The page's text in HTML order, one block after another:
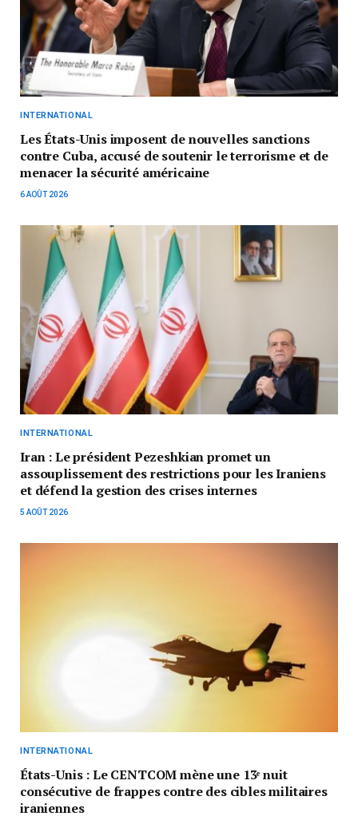
INTERNATIONAL
Les États-Unis imposent de nouvelles sanctions
contre Cuba, accusé de soutenir le terrorisme et de
menacer la sécurité américaine
6 AOÛT 2026
INTERNATIONAL
Iran : Le président Pezeshkian promet un
assouplissement des restrictions pour les Iraniens
et défend la gestion des crises internes
5 AOÛT 2026
INTERNATIONAL
États-Unis : Le CENTCOM mène une 13ᵉ nuit
consécutive de frappes contre des cibles militaires
iraniennes